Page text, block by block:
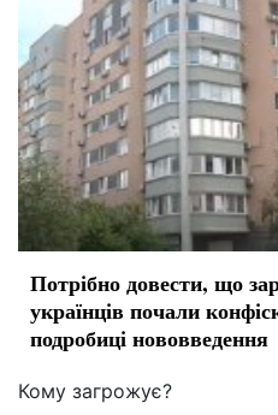
Потрібно довести, що
українців почали
подробиці нововведення
Кому загрожує?